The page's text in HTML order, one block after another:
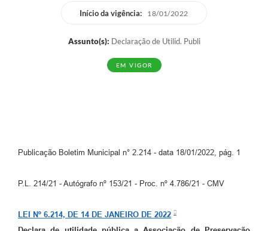
Contratação de estagiário - estudante de Direito -
Vagas de emprego no PAT Valinhos
Turismo
Início da vigência: 18/01/2022
Assunto(s): Declaração de Utilid. Publi
EM VIGOR
Publicação Boletim Municipal n° 2.214 - data 18/01/2022, pág. 1
P.L. 214/21 - Autógrafo nº 153/21 - Proc. nº 4.786/21 - CMV
LEI Nº 6.214, DE 14 DE JANEIRO DE 2022